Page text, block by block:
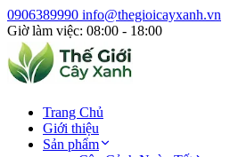
0906389990 info@thegioicayxanh.vn
Giờ làm việc: 08:00 - 18:00
Trang Chủ
Giới thiệu
Sản phẩm